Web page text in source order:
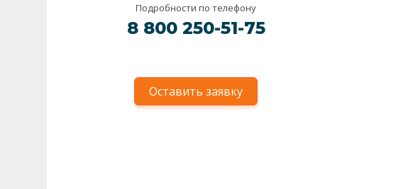
Подробности по телефону
8 800 250-51-75
Оставить заявку